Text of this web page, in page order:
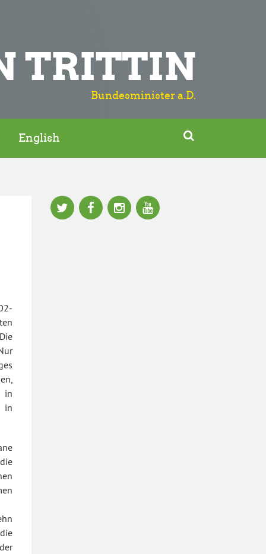
TRITTIN
Bundesminister a.D.
English 
in
in